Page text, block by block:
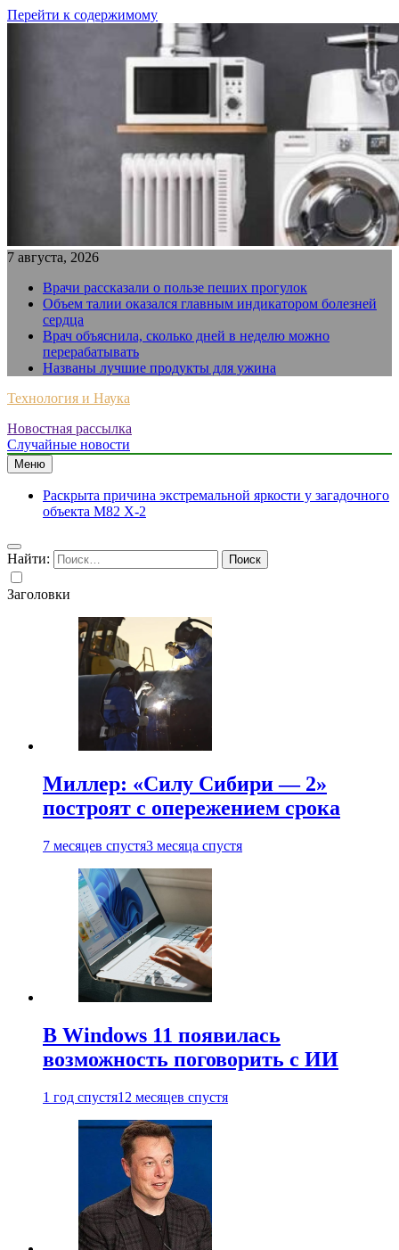
Перейти к содержимому
7 августа, 2026
Врачи рассказали о пользе пеших прогулок
Объем талии оказался главным индикатором болезней
сердца
Врач объяснила, сколько дней в неделю можно
перерабатывать
Названы лучшие продукты для ужина
Технология и Наука
Новостная рассылка
Случайные новости
Меню
Раскрыта причина экстремальной яркости у загадочного
объекта M82 X-2
Найти:
Заголовки
Миллер: «Силу Сибири — 2»
построят с опережением срока
7 месяцев спустя3 месяца спустя
В Windows 11 появилась
возможность поговорить с ИИ
1 год спустя12 месяцев спустя